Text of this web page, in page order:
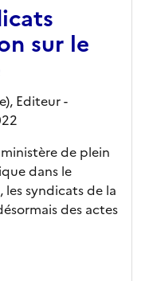
sur le
Editeur-
de plein
dans le
syndicats de la
des actes